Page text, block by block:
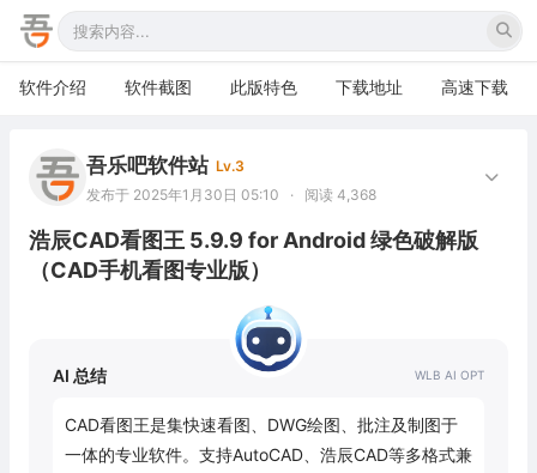
软件介绍 软件截图 此版特色 下载地址 高速下载
吾乐吧软件站 Lv.3
发布于 2025年1月30日 05:10
· 阅读 4,368
浩辰CAD看图王 5.9.9 for Android 绿色破解版
（CAD手机看图专业版）
AI 总结
CAD看图王是集快速看图、DWG绘图、批注及制图于
一体的专业软件。支持AutoCAD、浩辰CAD等多格式兼